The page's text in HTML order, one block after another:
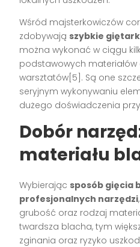
Wśród majsterkowiczów
zdobywają szybkie
można wykonać w ciągu
podstawowych
warsztatów[5]. Są one
seryjnym wykonywaniu
dużego doświadczenia
Dobór
materiału
Wybierając sposób gięcia
profesjonalnych narzędzi
grubość oraz rodzaj
twardsza blacha, tym
zginania oraz ryzyko